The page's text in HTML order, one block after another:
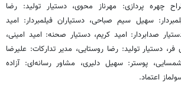
چهره پردازی: مهرناز محوی، دستیار تولید: رضا
سهیل سیم صباحی، دستیاران فیلمبردار: امید
صدابردار: امید کریم، دستیار صحنه: امید امینی،
دستیار تولید: رضا روستایی، مدیر تدارکات: علیرضا
پوستر: سهیل دلیری، مشاور رسانه‌ای: آزاده
اعتماد.